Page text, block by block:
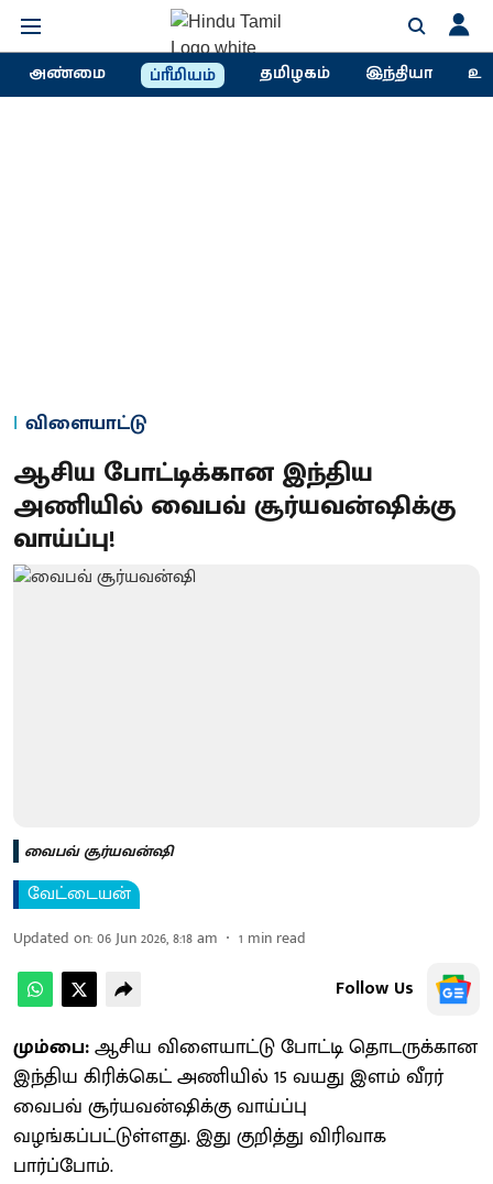
அண்மை ப்ரீமியம் தமிழகம் இந்தியா
விளையாட்டு
ஆசிய போட்டிக்கான இந்திய
அணியில் வைபவ் சூர்யவன்ஷிக்கு
வாய்ப்பு!
வைபவ் சூர்யவன்ஷி
வேட்டையன்
Updated on:06 Jun 2026, 8:18 am 1 min read
Follow Us
மும்பை:ஆசிய விளையாட்டு போட்டி தொடருக்கான
இந்திய கிரிக்கெட் அணியில் 15 வயது இளம் வீரர்
வைபவ் சூர்யவன்ஷிக்கு வாய்ப்பு
வழங்கப்பட்டுள்ளது. இது குறித்து விரிவாக
பார்ப்போம்.